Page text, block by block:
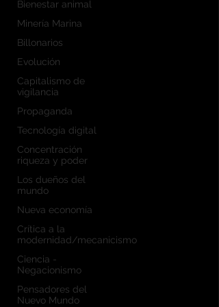
Bienestar animal
Minería Marina
Billonarios
Evolución
Capitalismo de
vigilancia
Propaganda
Tecnología digital
Concentración
riqueza y poder
Los dueños del
mundo
Nueva economía
Crítica a la
modernidad/mecanicismo
Ciencia -
Negacionismo
Pensadores del
Nuevo Mundo